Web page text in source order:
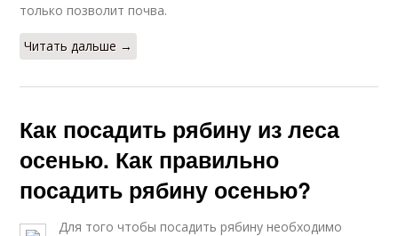
только позволит почва.
Читать дальше →
Как посадить рябину из леса
осенью. Как правильно
посадить рябину осенью?
Для того чтобы посадить рябину необходимо